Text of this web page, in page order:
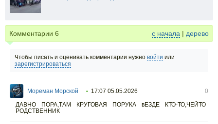
Комментарии 6 с начала | дерево
Чтобы писать и оценивать комментарии нужно войти или
зарегистрироваться
Мореман Морской • 17:07 05.05.2026
0
ДАВНО ПОРА,ТАМ КРУГОВАЯ ПОРУКА вЕЗДЕ КТО-ТО,ЧЕЙТО
РОДСТВЕННИК